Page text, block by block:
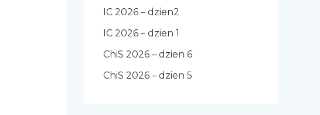
IC 2026 – dzien2
IC 2026 – dzien 1
ChiS 2026 – dzien 6
ChiS 2026 – dzien 5